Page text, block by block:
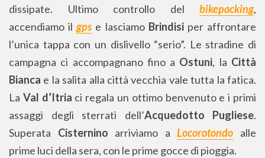
dissipate. Ultimo controllo del bikepacking,
accendiamo ilgps e lasciamo Brindisiper affrontare
l’unica tappa con un dislivello “serio”. Le stradine di
campagna ci accompagnano fino a Ostuni, la Città
Bianca e la salita alla città vecchia vale tutta la fatica.
La Val d’Itria ci regala un ottimo benvenuto e i primi
assaggi degli sterrati dell’Acquedotto Pugliese.
Superata Cisternino arriviamo aLocorotondo alle
prime luci della sera, con le prime gocce di pioggia.